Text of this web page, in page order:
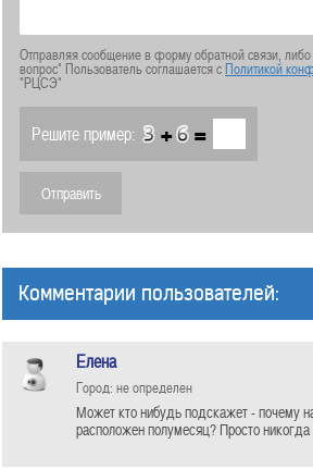
Отправляя сообщение в форму обратной связи,
вопрос" Пользователь соглашается сПолитикой
"РЦСЭ"
Решите пример: + =
Комментарии пользователей:
Елена
Город: не определен
Может кто нибудь подскажет - почему
расположен полумесяц? Просто